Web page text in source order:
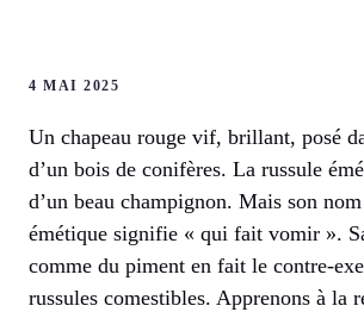
4 MAI 2025
Un chapeau rouge vif, brillant, posé
d’un bois de conifères. La russule
d’un beau champignon. Mais son
émétique signifie « qui fait vomir ».
comme du piment en fait le contre-
russules comestibles. Apprenons à la